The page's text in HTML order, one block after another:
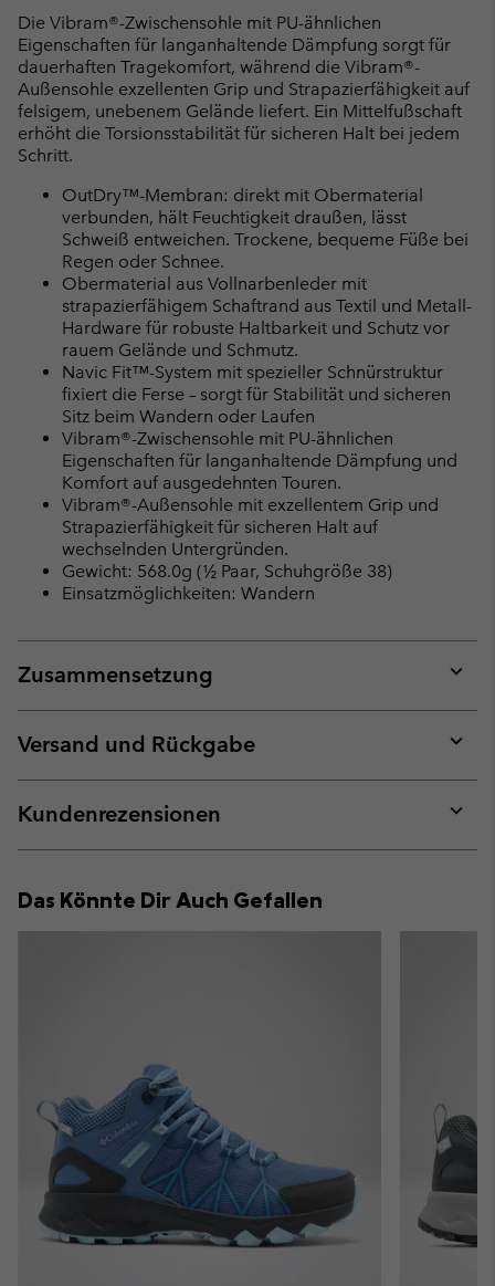
Die Vibram®-Zwischensohle mit PU-ähnlichen
Eigenschaften für langanhaltende Dämpfung sorgt für
dauerhaften Tragekomfort, während die Vibram®-
Außensohle exzellenten Grip und Strapazierfähigkeit auf
felsigem, unebenem Gelände liefert. Ein Mittelfußschaft
erhöht die Torsionsstabilität für sicheren Halt bei jedem
Schritt.
OutDry™-Membran: direkt mit Obermaterial
verbunden, hält Feuchtigkeit draußen, lässt
Schweiß entweichen. Trockene, bequeme Füße bei
Regen oder Schnee.
Obermaterial aus Vollnarbenleder mit
strapazierfähigem Schaftrand aus Textil und Metall-
Hardware für robuste Haltbarkeit und Schutz vor
rauem Gelände und Schmutz.
Navic Fit™-System mit spezieller Schnürstruktur
fixiert die Ferse – sorgt für Stabilität und sicheren
Sitz beim Wandern oder Laufen
Vibram®-Zwischensohle mit PU-ähnlichen
Eigenschaften für langanhaltende Dämpfung und
Komfort auf ausgedehnten Touren.
Vibram®-Außensohle mit exzellentem Grip und
Strapazierfähigkeit für sicheren Halt auf
wechselnden Untergründen.
Gewicht: 568.0g (½ Paar, Schuhgröße 38)
Einsatzmöglichkeiten: Wandern
Zusammensetzung
or
Versand und Rückgabe
or
Kundenrezensionen
or
Das Könnte Dir Auch Gefallen